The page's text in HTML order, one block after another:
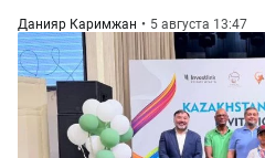
Данияр Каримжан 5 августа 13:47